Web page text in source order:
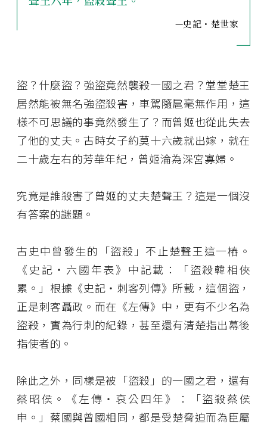
—史記・楚世家
盜？什麼盜？強盜竟然襲殺一國之君？堂堂楚王
居然能被無名強盜殺害，車駕隨扈毫無作用，這
樣不可思議的事竟然發生了？而曾姬也從此失去
了他的丈夫。古時女子約莫十六歲就出嫁，就在
二十歲左右的芳華年紀，曾姬淪為深宮寡婦。
究竟是誰殺害了曾姬的丈夫楚聲王？這是一個沒
有答案的謎題。
古史中曾發生的「盜殺」不止楚聲王這一樁。
《史記‧六國年表》中記載：「盜殺韓相俠
累。」根據《史記‧刺客列傳》所載，這個盜，
正是刺客聶政。而在《左傳》中，更有不少名為
盜殺，實為行刺的紀錄，甚至還有清楚指出幕後
指使者的。
除此之外，同樣是被「盜殺」的一國之君，還有
蔡昭侯。《左傳‧哀公四年》：「盜殺蔡侯
申。」蔡國與曾國相同，都是受楚脅迫而為臣屬